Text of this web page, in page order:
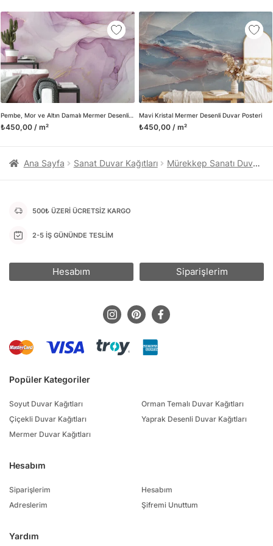
Pembe, Mor ve Altın Damalı Mermer Desenli Duvar Kağıdı
₺450,00 / m²
Mavi Kristal Mermer Desenli Duvar Posteri
₺450,00 / m²
üretimini ve satışını yapmaktadır. Duvar tasarımının önemini
biliyor ve evin en kritik dekorasyon alanı olduğunu kabul
ediyoruz. Bu nedenle ürün yelpazemizi sürekli genişletiyor ve
trendlere ayak uydurmanın yanı sıra yeni trendlerin oluşumunda
da öncü rol üstleniyoruz.
Herhangi bir soru ya da sorununuz olursa bizimle iletişime
geçebilirsiniz.
Ana Sayfa Sanat Duvar Kağıtları Mürekkep Sanatı Duvar Kağıtları
Popüler Kategoriler
Soyut Duvar Kağıtları
Çiçekli Duvar Kağıtları
Mermer Duvar Kağıtları
Orman Temalı Duvar Kağıtları
Yaprak Desenli Duvar Kağıtları
Hesabım
Siparişlerim
Adreslerim
Hesabım
Şifremi Unuttum
Yardım
500₺ ÜZERİ ÜCRETSİZ KARGO
2-5 İŞ GÜNÜNDE TESLİM
Hesabım Siparişlerim